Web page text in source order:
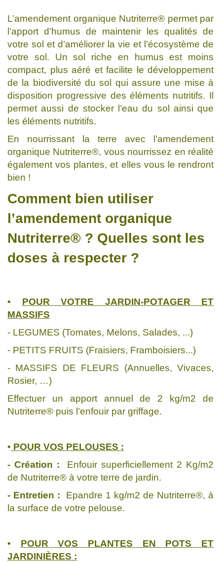
L’amendement organique Nutriterre® permet par
l’apport d’humus de maintenir les qualités de
votre sol et d’améliorer la vie et l’écosystème de
votre sol. Un sol riche en humus est moins
compact, plus aéré et facilite le développement
de la biodiversité du sol qui assure une mise à
disposition progressive des éléments nutritifs. Il
permet aussi de stocker l’eau du sol ainsi que
les éléments nutritifs.
En nourrissant la terre avec l’amendement
organique Nutriterre®, vous nourrissez en réalité
également vos plantes, et elles vous le rendront
bien !
Comment bien utiliser
l’amendement organique
Nutriterre® ? Quelles sont les
doses à respecter ?
• POUR VOTRE JARDIN-POTAGER ET
MASSIFS
- LEGUMES (Tomates, Melons, Salades, ...)
- PETITS FRUITS (Fraisiers, Framboisiers...)
- MASSIFS DE FLEURS (Annuelles, Vivaces,
Rosier, …)
Effectuer un apport annuel de 2 kg/m2 de
Nutriterre® puis l’enfouir par griffage.
• POUR VOS PELOUSES :
- Création : Enfouir superficiellement 2 Kg/m2
de Nutriterre® à votre terre de jardin.
- Entretien :
Epandre 1 kg/m2 de Nutriterre®, à
la surface de votre pelouse.
• POUR VOS PLANTES EN POTS ET
JARDINIÈRES :